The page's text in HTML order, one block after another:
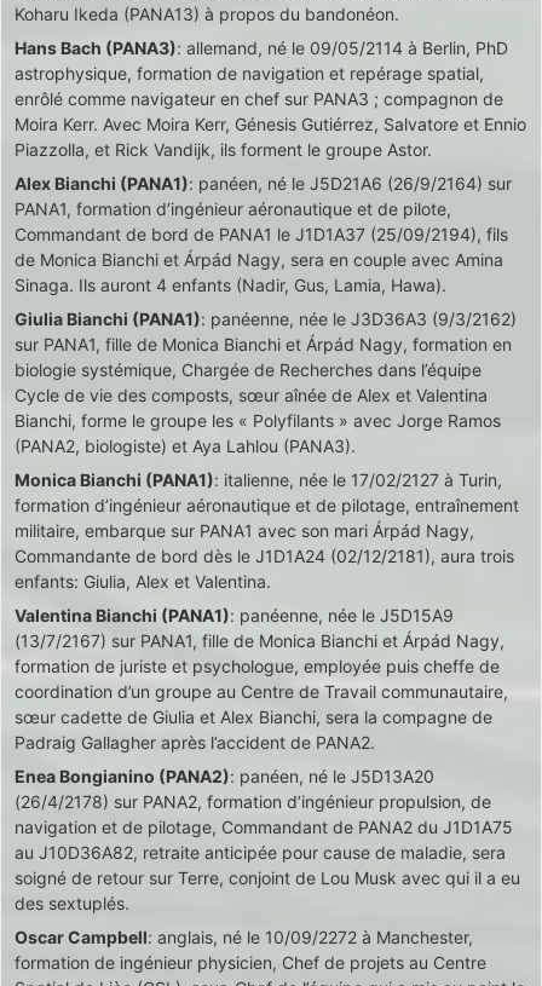
Koharu Ikeda (PANA13) à propos du bandonéon.
Hans Bach (PANA3): allemand, né le 09/05/2114 à Berlin, PhD
astrophysique, formation de navigation et repérage spatial,
enrôlé comme navigateur en chef sur PANA3 ; compagnon de
Moira Kerr. Avec Moira Kerr, Génesis Gutiérrez, Salvatore et Ennio
Piazzolla, et Rick Vandijk, ils forment le groupe Astor.
Alex Bianchi (PANA1): panéen, né le J5D21A6 (26/9/2164) sur
PANA1, formation d’ingénieur aéronautique et de pilote,
Commandant de bord de PANA1 le J1D1A37 (25/09/2194), fils
de Monica Bianchi et Árpád Nagy, sera en couple avec Amina
Sinaga. Ils auront 4 enfants (Nadir, Gus, Lamia, Hawa).
Giulia Bianchi (PANA1): panéenne, née le J3D36A3 (9/3/2162)
sur PANA1, fille de Monica Bianchi et Árpád Nagy, formation en
biologie systémique, Chargée de Recherches dans l’équipe
Cycle de vie des composts, sœur aînée de Alex et Valentina
Bianchi, forme le groupe les « Polyfilants » avec Jorge Ramos
(PANA2, biologiste) et Aya Lahlou (PANA3).
Monica Bianchi (PANA1): italienne, née le 17/02/2127 à Turin,
formation d’ingénieur aéronautique et de pilotage, entraînement
militaire, embarque sur PANA1 avec son mari Árpád Nagy,
Commandante de bord dès le J1D1A24 (02/12/2181), aura trois
enfants: Giulia, Alex et Valentina.
Valentina Bianchi (PANA1): panéenne, née le J5D15A9
(13/7/2167) sur PANA1, fille de Monica Bianchi et Árpád Nagy,
formation de juriste et psychologue, employée puis cheffe de
coordination d’un groupe au Centre de Travail communautaire,
sœur cadette de Giulia et Alex Bianchi, sera la compagne de
Padraig Gallagher après l’accident de PANA2.
Enea Bongianino (PANA2): panéen, né le J5D13A20
(26/4/2178) sur PANA2, formation d’ingénieur propulsion, de
navigation et de pilotage, Commandant de PANA2 du J1D1A75
au J10D36A82, retraite anticipée pour cause de maladie, sera
soigné de retour sur Terre, conjoint de Lou Musk avec qui il a eu
des sextuplés.
Oscar Campbell: anglais, né le 10/09/2272 à Manchester,
formation de ingénieur physicien, Chef de projets au Centre